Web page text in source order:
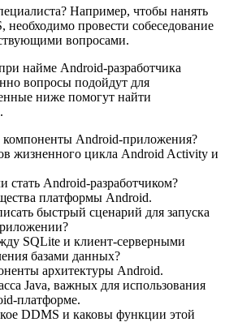
Например, чтобы нанять
необходимо провести собеседование
вопросами.
найме Android-разработчика
вопросы подойдут для
ниже помогут найти
Android-приложения?
жизненного цикла Android Activity и
Android-разработчиком?
платформы Android.
быстрый сценарий для запуска
SQLite и клиент-серверными
базами данных?
архитектуры Android.
Java, важных для использования
платформе.
DDMS и каковы функции этой